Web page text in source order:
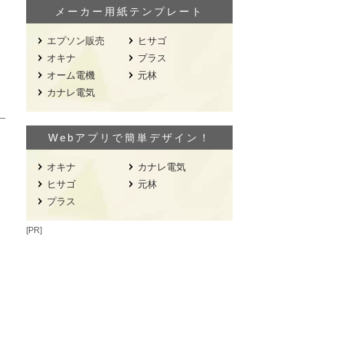
メーカー用紙テンプレート
エプソン販売
オキナ
オーム電機
カナレ電気
ヒサゴ
プラス
元林
Webアプリで簡単デザイン！
オキナ
ヒサゴ
プラス
カナレ電気
元林
[PR]